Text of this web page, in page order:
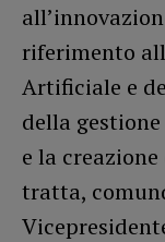
riferimento
Artificiale e
della
e la
tratta,